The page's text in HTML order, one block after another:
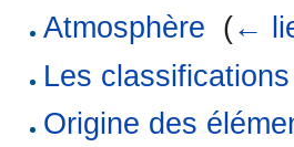
Atmosphère (←
Les
Origine des